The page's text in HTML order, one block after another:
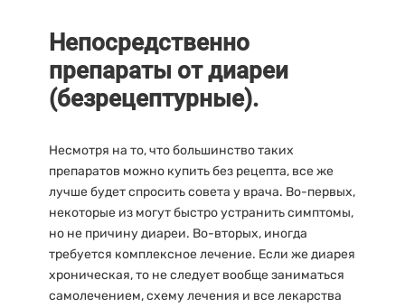
Непосредственно
препараты от диареи
(безрецептурные).
Несмотря на то, что большинство таких
препаратов можно купить без рецепта, все же
лучше будет спросить совета у врача. Во-первых,
некоторые из могут быстро устранить симптомы,
но не причину диареи. Во-вторых, иногда
требуется комплексное лечение. Если же диарея
хроническая, то не следует вообще заниматься
самолечением, схему лечения и все лекарства